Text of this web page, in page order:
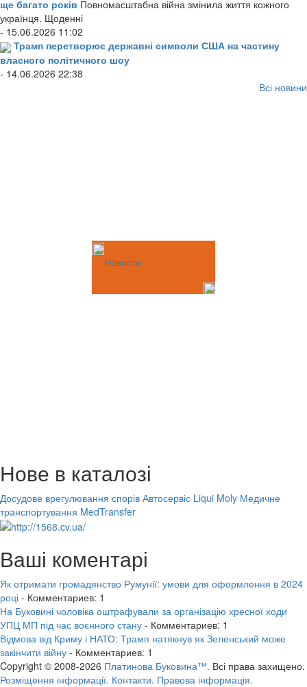
ще багато років Повномасштабна війна змінила життя кожного
українця. Щоденні
- 15.06.2026 11:02
Трамп перетворює державні символи США на частину
власного політичного шоу
- 14.06.2026 22:38
Всі новини
Новости
Нове в каталозі
Досудове врегулювання спорів Автосервіс Liqui Moly Медичне
транспортування MedTransfer
Ваші коментарі
Як отримати громадянство Румунії: умови для оформлення в 2024
році - Комментариев: 1
На Буковині чоловіка оштрафували за організацію хресної ходи
УПЦ МП під час воєнного стану - Комментариев: 1
Відмова від Криму і НАТО: Трамп натякнув як Зеленський може
закінчити війну - Комментариев: 1
Copyright © 2008-2026 Платинова Буковина™. Всі права захищено.
Розміщення інформації. Контакти. Правова інформація.